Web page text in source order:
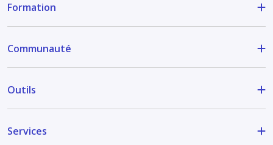
Formation
Communauté
Outils
Services